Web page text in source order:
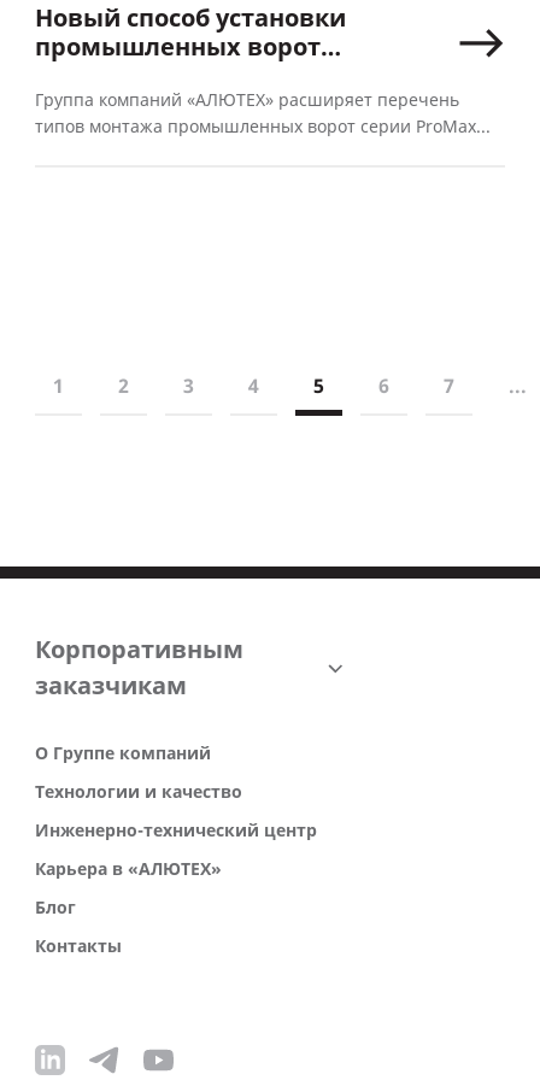
Новый способ установки
промышленных ворот
с верхним расположением
вала
Группа компаний «АЛЮТЕХ» расширяет перечень
типов монтажа промышленных ворот серии ProMax...
1 2 3 4 5 6 7 ...
Корпоративным
заказчикам
О Группе компаний
Технологии и качество
Инженерно-технический центр
Карьера в «АЛЮТЕХ»
Блог
Контакты